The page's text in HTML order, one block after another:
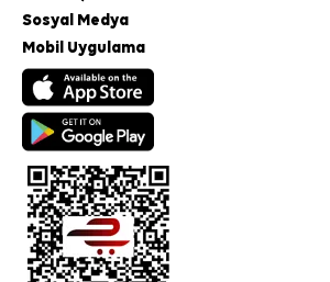
Sosyal Medya
Mobil Uygulama